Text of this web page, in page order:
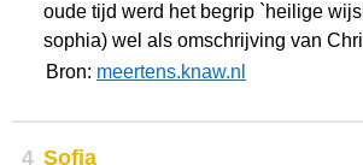
oude tijd werd het begrip `heilige
sophia) wel als omschrijving van
Bron: meertens.knaw.nl
4 Sofia